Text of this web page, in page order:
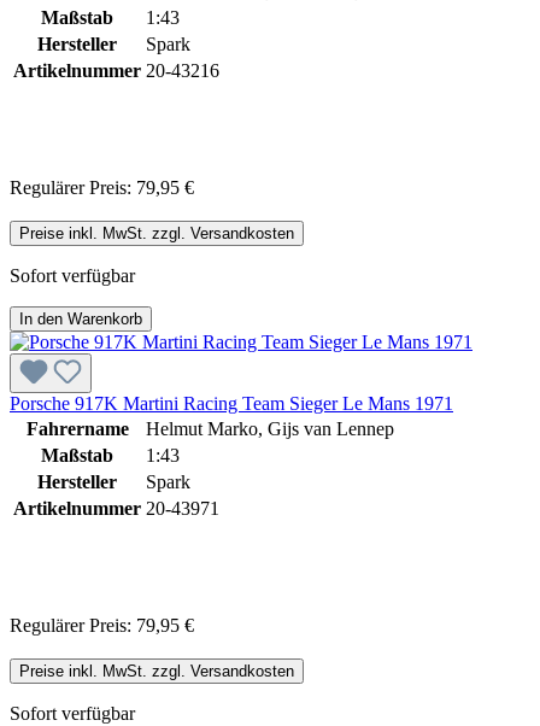
Maßstab
1:43
Hersteller
Spark
Artikelnummer 20-43216
Regulärer Preis: 79,95 €
Preise inkl. MwSt. zzgl. Versandkosten
Sofort verfügbar
In den Warenkorb
Porsche 917K Martini Racing Team Sieger Le Mans 1971
Fahrername
Helmut Marko, Gijs van Lennep
Maßstab
1:43
Hersteller
Spark
Artikelnummer 20-43971
Regulärer Preis: 79,95 €
Preise inkl. MwSt. zzgl. Versandkosten
Sofort verfügbar